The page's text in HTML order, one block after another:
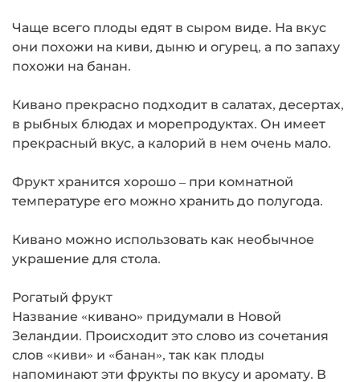
Чаще всего плоды едят в сыром виде. На вкус
они похожи на киви, дыню и огурец, а по запаху
похожи на банан.
Кивано прекрасно подходит в салатах, десертах,
в рыбных блюдах и морепродуктах. Он имеет
прекрасный вкус, а калорий в нем очень мало.
Фрукт хранится хорошо – при комнатной
температуре его можно хранить до полугода.
Кивано можно использовать как необычное
украшение для стола.
Рогатый фрукт
Название «кивано» придумали в Новой
Зеландии. Происходит это слово из сочетания
слов «киви» и «банан», так как плоды
напоминают эти фрукты по вкусу и аромату. В